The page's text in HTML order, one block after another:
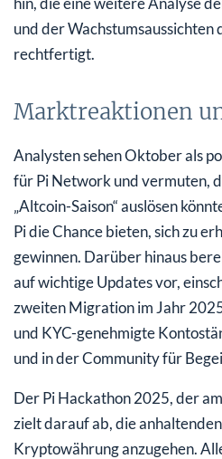
und der Wachstumsaussichten
rechtfertigt.
Marktreaktionen
Analysten sehen Oktober als
für Pi Network und vermuten,
„Altcoin-Saison“ auslösen
Pi die Chance bieten, sich zu
gewinnen. Darüber hinaus
auf wichtige Updates vor,
zweiten Migration im Jahr
und KYC-genehmigte
und in der Community für
Der Pi Hackathon 2025, der
zielt darauf ab, die
Kryptowährung anzugehen.